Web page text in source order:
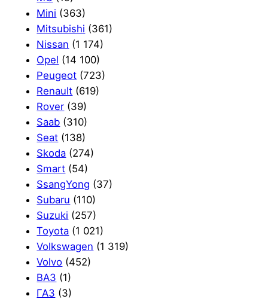
Mini (363)
Mitsubishi (361)
Nissan (1 174)
Opel (14 100)
Peugeot (723)
Renault (619)
Rover (39)
Saab (310)
Seat (138)
Skoda (274)
Smart (54)
SsangYong (37)
Subaru (110)
Suzuki (257)
Toyota (1 021)
Volkswagen (1 319)
Volvo (452)
ВАЗ (1)
ГАЗ (3)